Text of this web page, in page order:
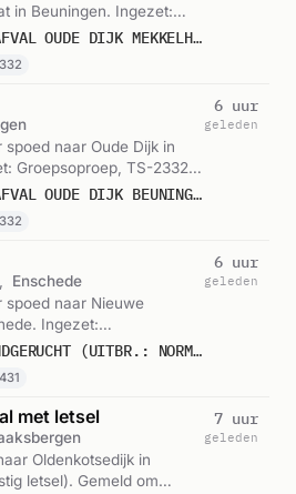
in Beuningen. Ingezet:
Gemeld om 13:46.
P 2 BON-01 BR AFVAL OUDE DIJK MEKKELHORSTERSTRAAT BEUNINGEN OV 052331
naar Oude Dijk in
Groepsoproep, TS-2332.
P 2 BON-04 BR AFVAL OUDE DIJK BEUNINGEN OV 052331
6 uur
geleden
Enschede
spoed naar Nieuwe
Ingezet:
Gemeld om 11:40.
P 2 BON-03 BRANDGERUCHT (UITBR.: NORMAAL) NIEUWE KAMPWEG ENSCHEDE 054431
6 uur
geleden
met letsel
Oldenkotsedijk in
letsel). Gemeld om
7 uur
geleden